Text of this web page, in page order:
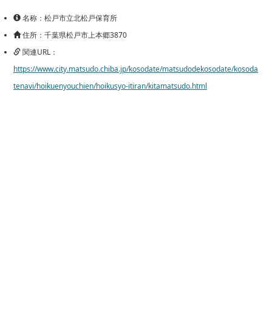
名称：松戸市立北松戸保育所
住所：千葉県松戸市上本郷3870
関連URL：
https://www.city.matsudo.chiba.jp/kosodate/matsudodekosodate/kosoda
tenavi/hoikuenyouchien/hoikusyo-itiran/kitamatsudo.html